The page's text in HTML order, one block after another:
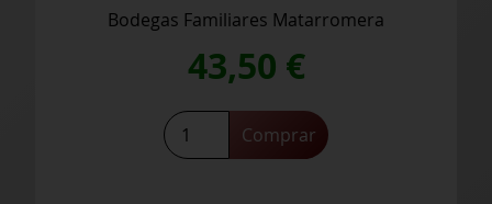
Bodegas Familiares Matarromera
26,90 €
Matarromera
Crianza
Comprar